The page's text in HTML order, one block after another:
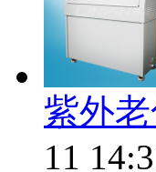
紫外
11